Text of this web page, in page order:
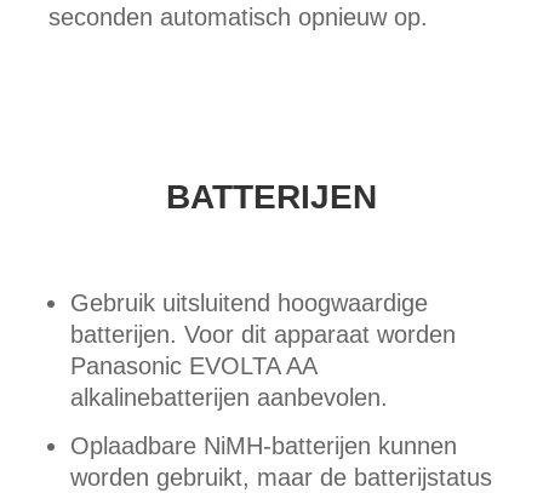
seconden automatisch opnieuw op.
BATTERIJEN
Gebruik uitsluitend hoogwaardige
batterijen. Voor dit apparaat worden
Panasonic EVOLTA AA
alkalinebatterijen aanbevolen.
Oplaadbare NiMH-batterijen kunnen
worden gebruikt, maar de batterijstatus